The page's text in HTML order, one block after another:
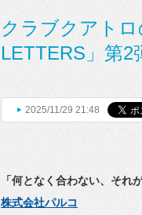
クラブクアト
LETTERS」第2
2025/11/29 21:48
「何となく合わない、そ
株式会社パルコ